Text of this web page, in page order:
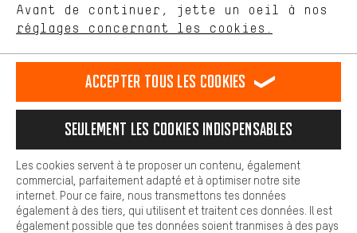
Rappel Programmé
Notre politique en matière de protection de la vie privée
français
FR english
EN Deutsch
DE español
ES
RÉSILIER LE CONTRAT Communauté d'Aix-la-Chapelle
Avant de continuer, jette un oeil à nos
réglages concernant les cookies.
Plus de confort
est plus confortable. Avec les cookies de confort, nous
Nous pouvons ainsi mettre à ta disposition d'autres contenus et
informations utiles. De plus, tu as la possibilité d'utiliser des
facilement les bons produits. Par exemple, nous proposons une
facilement aux questions.
Cookies de base
Les cookies de base garantissent que tu puisses utiliser les
fonctions de notre site web.
Accepter tous les cookies
Seulement les cookies indispensables
Les cookies servent à te proposer un contenu, également
commercial, parfaitement adapté et à optimiser notre site
internet. Pour ce faire, nous transmettons tes données
également à des tiers, qui utilisent et traitent ces données. Il est
également possible que tes données soient tranmises à des pays